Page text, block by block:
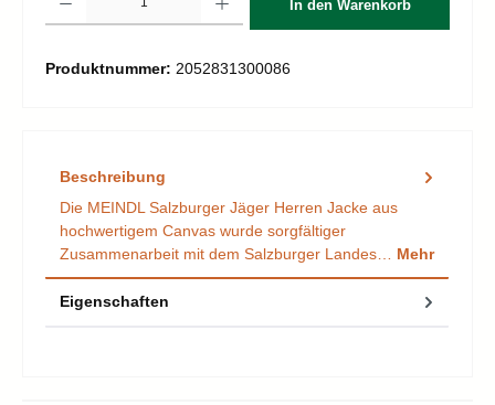
In den Warenkorb
Produktnummer: 2052831300086
Beschreibung
Die MEINDL Salzburger Jäger Herren Jacke aus
hochwertigem Canvas wurde sorgfältiger
Zusammenarbeit mit dem Salzburger Landes… Mehr
Eigenschaften